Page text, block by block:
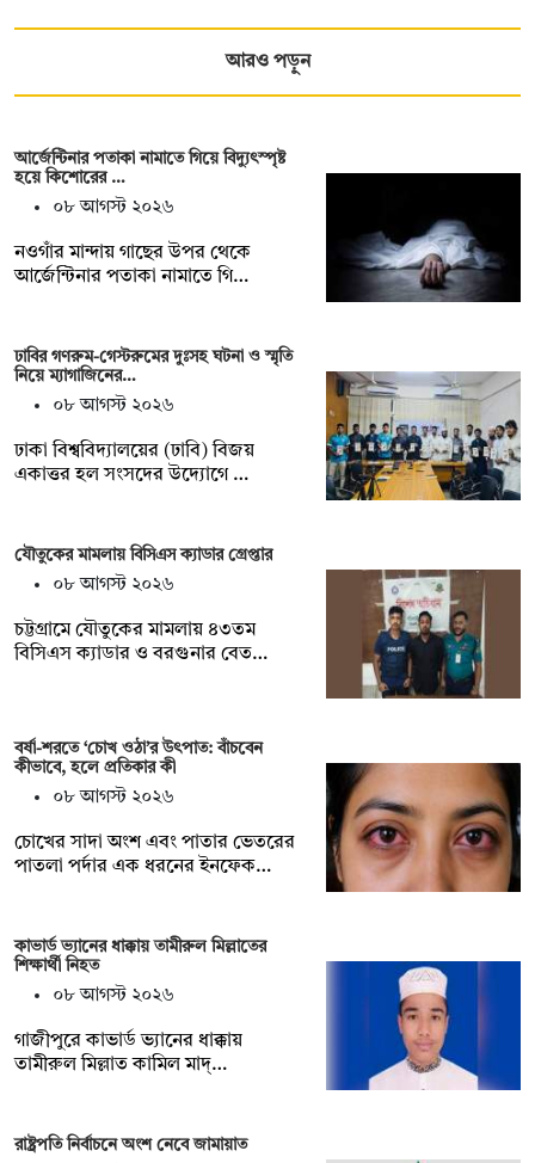
আরও পড়ুন
আর্জেন্টিনার পতাকা নামাতে গিয়ে বিদ্যুৎস্পৃষ্ট
হয়ে কিশোরের …
০৮ আগস্ট ২০২৬
নওগাঁর মান্দায় গাছের উপর থেকে
আর্জেন্টিনার পতাকা নামাতে গি…
ঢাবির গণরুম-গেস্টরুমের দুঃসহ ঘটনা ও স্মৃতি
নিয়ে ম্যাগাজিনের…
০৮ আগস্ট ২০২৬
ঢাকা বিশ্ববিদ্যালয়ের (ঢাবি) বিজয়
একাত্তর হল সংসদের উদ্যোগে …
যৌতুকের মামলায় বিসিএস ক্যাডার গ্রেপ্তার
০৮ আগস্ট ২০২৬
চট্টগ্রামে যৌতুকের মামলায় ৪৩তম
বিসিএস ক্যাডার ও বরগুনার বেত…
বর্ষা-শরতে ‘চোখ ওঠা’র উৎপাত: বাঁচবেন
কীভাবে, হলে প্রতিকার কী
০৮ আগস্ট ২০২৬
চোখের সাদা অংশ এবং পাতার ভেতরের
পাতলা পর্দার এক ধরনের ইনফেক…
কাভার্ড ভ্যানের ধাক্কায় তামীরুল মিল্লাতের
শিক্ষার্থী নিহত
০৮ আগস্ট ২০২৬
গাজীপুরে কাভার্ড ভ্যানের ধাক্কায়
তামীরুল মিল্লাত কামিল মাদ্…
রাষ্ট্রপতি নির্বাচনে অংশ নেবে জামায়াত